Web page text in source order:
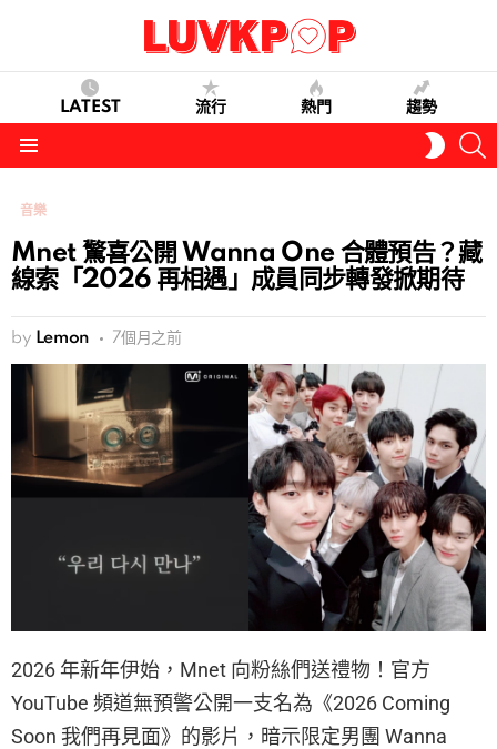
LATEST 流行 熱門 趨勢
SKIN
音樂
Mnet 驚喜公開 Wanna One 合體預告？藏
線索「2026 再相遇」成員同步轉發掀期待
by Lemon 7個月之前
2026 年新年伊始，Mnet 向粉絲們送禮物！官方
YouTube 頻道無預警公開一支名為《2026 Coming
Soon 我們再見面》的影片，暗示限定男團 Wanna